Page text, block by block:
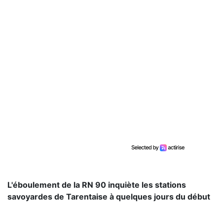
L'éboulement de la RN 90 inquiète les stations
savoyardes de Tarentaise à quelques jours du début